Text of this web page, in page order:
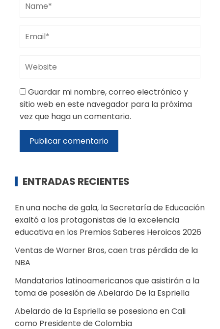
Guardar mi nombre, correo electrónico y
sitio web en este navegador para la próxima
vez que haga un comentario.
ENTRADAS RECIENTES
En una noche de gala, la Secretaría de Educación
exaltó a los protagonistas de la excelencia
educativa en los Premios Saberes Heroicos 2026
Ventas de Warner Bros, caen tras pérdida de la
NBA
Mandatarios latinoamericanos que asistirán a la
toma de posesión de Abelardo De la Espriella
Abelardo de la Espriella se posesiona en Cali
como Presidente de Colombia